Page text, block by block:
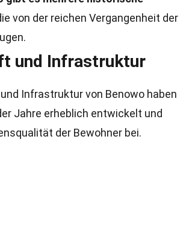
von der reichen Vergangenheit der
und Infrastruktur
Infrastruktur von Benowo haben
Jahre erheblich entwickelt und
der Bewohner bei.